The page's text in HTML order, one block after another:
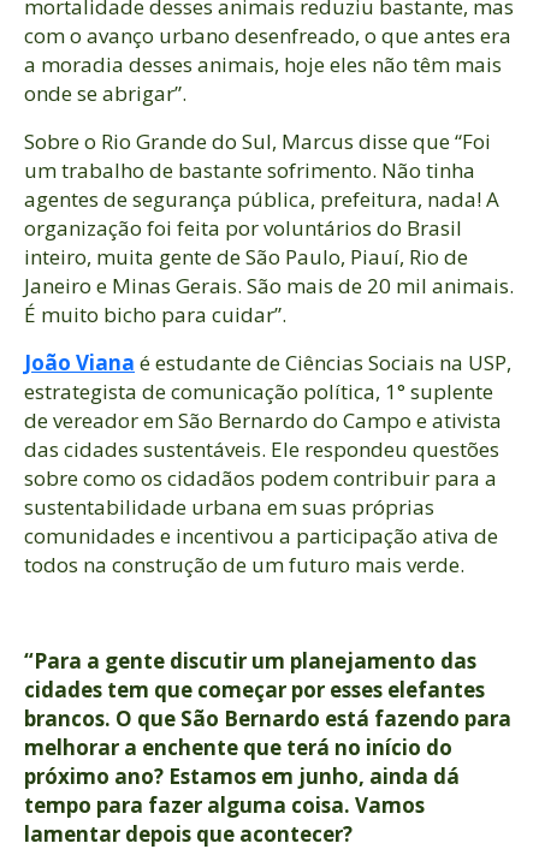
mortalidade desses animais reduziu bastante, mas
com o avanço urbano desenfreado, o que antes era
a moradia desses animais, hoje eles não têm mais
onde se abrigar”.
Sobre o Rio Grande do Sul, Marcus disse que “Foi
um trabalho de bastante sofrimento. Não tinha
agentes de segurança pública, prefeitura, nada! A
organização foi feita por voluntários do Brasil
inteiro, muita gente de São Paulo, Piauí, Rio de
Janeiro e Minas Gerais. São mais de 20 mil animais.
É muito bicho para cuidar”.
João Viana é estudante de Ciências Sociais na USP,
estrategista de comunicação política, 1° suplente
de vereador em São Bernardo do Campo e ativista
das cidades sustentáveis. Ele respondeu questões
sobre como os cidadãos podem contribuir para a
sustentabilidade urbana em suas próprias
comunidades e incentivou a participação ativa de
todos na construção de um futuro mais verde.
“Para a gente discutir um planejamento das
cidades tem que começar por esses elefantes
brancos. O que São Bernardo está fazendo para
melhorar a enchente que terá no início do
próximo ano? Estamos em junho, ainda dá
tempo para fazer alguma coisa. Vamos
lamentar depois que acontecer?